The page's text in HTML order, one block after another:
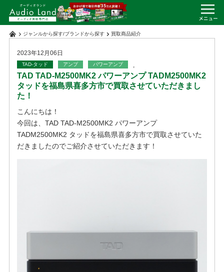
ジャンルから探す/ブランドから探す 買取商品紹介
2023年12月06日
TAD-タッド アンプ ,
パワーアンプ
TAD TAD-M2500MK2 パワーアンプ TADM2500MK2
タッドを福島県喜多方市で買取させていただきまし
た！
こんにちは！
今回は、TAD TAD-M2500MK2 パワーアンプ
TADM2500MK2 タッドを福島県喜多方市で買取させていた
だきましたのでご紹介させていただきます！